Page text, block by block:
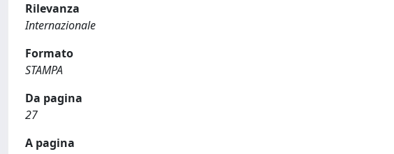
Rilevanza
Internazionale
Formato
STAMPA
Da pagina
27
A pagina